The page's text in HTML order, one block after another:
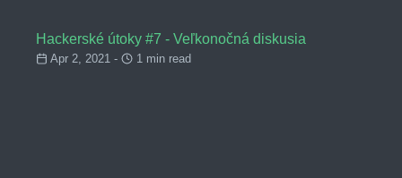
Hackerské útoky #7 - Veľkonočná diskusia
Apr 2, 2021 - 1 min read